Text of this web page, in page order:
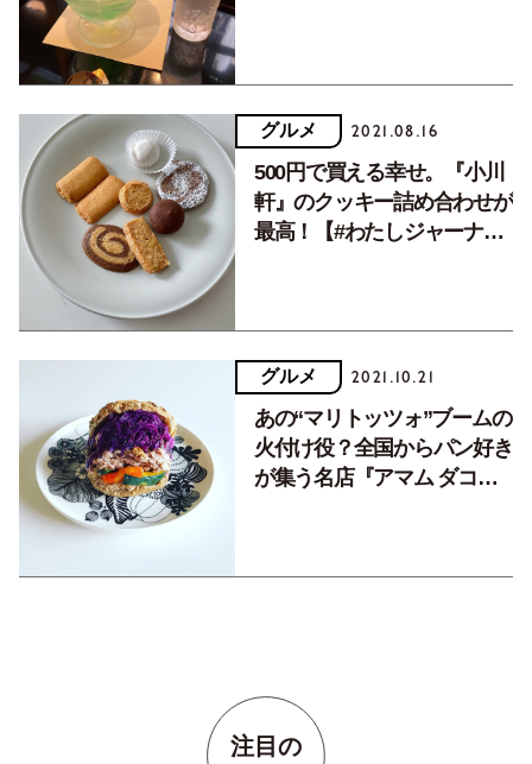
グルメ 2021.08.16
500円で買える幸せ。『小川
軒』のクッキー詰め合わせが
最高！【#わたしジャーナ
グルメ 2021.10.21
あの“マリトッツォ”ブームの
火付け役？全国からパン好き
が集う名店『アマム ダコタ
注目の